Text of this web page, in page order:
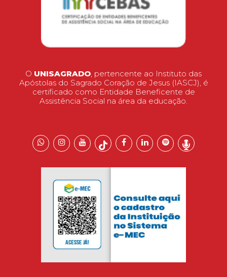
O UNISAGRADO, pertencente ao Instituto das
Apóstolas do Sagrado Coração de Jesus (IASCJ), é
certificado como Entidade Beneficente de
Assistência Social na área da educação.